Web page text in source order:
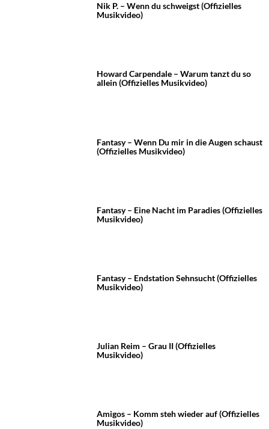
Nik P. – Wenn du schweigst (Offizielles
Musikvideo)
Howard Carpendale – Warum tanzt du so
allein (Offizielles Musikvideo)
Fantasy – Wenn Du mir in die Augen schaust
(Offizielles Musikvideo)
Fantasy – Eine Nacht im Paradies (Offizielles
Musikvideo)
Fantasy – Endstation Sehnsucht (Offizielles
Musikvideo)
Julian Reim – Grau II (Offizielles
Musikvideo)
Amigos – Komm steh wieder auf (Offizielles
Musikvideo)